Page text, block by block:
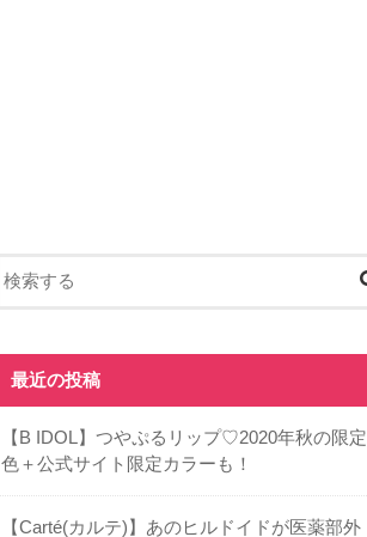
最近の投稿
【B IDOL】つやぷるリップ♡2020年秋の限定
色＋公式サイト限定カラーも！
【Carté(カルテ)】あのヒルドイドが医薬部外